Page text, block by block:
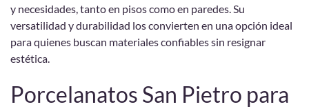
y necesidades, tanto en pisos como en paredes. Su
versatilidad y durabilidad los convierten en una opción ideal
para quienes buscan materiales confiables sin resignar
estética.
Porcelanatos San Pietro para